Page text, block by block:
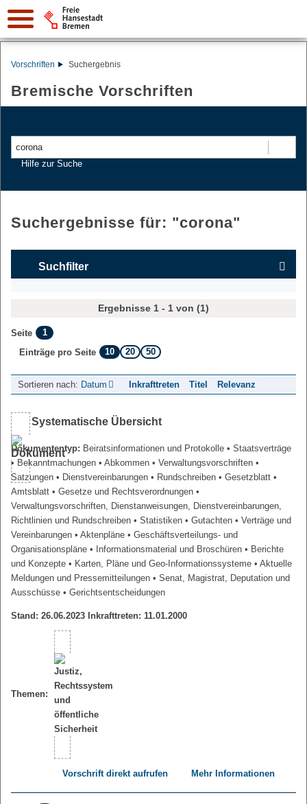
Vorschriften Suchergebnis
Bremische Vorschriften
Hilfe zur Suche
Suchergebnisse für: "corona"
Suchfilter
Ergebnisse 1 - 1 von (1)
Seite
1
Einträge pro Seite
10 20 50
Sortieren nach: Datum Inkrafttreten Titel Relevanz
Systematische Übersicht
Dokumententyp: Beiratsinformationen und Protokolle • Staatsverträge
• Bekanntmachungen • Abkommen • Verwaltungsvorschriften •
Satzungen • Dienstvereinbarungen • Rundschreiben • Gesetzblatt •
Amtsblatt • Gesetze und Rechtsverordnungen •
Verwaltungsvorschriften, Dienstanweisungen, Dienstvereinbarungen,
Richtlinien und Rundschreiben • Statistiken • Gutachten • Verträge und
Vereinbarungen • Aktenpläne • Geschäftsverteilungs- und
Organisationspläne • Informationsmaterial und Broschüren • Berichte
und Konzepte • Karten, Pläne und Geo-Informationssysteme • Aktuelle
Meldungen und Pressemitteilungen • Senat, Magistrat, Deputation und
Ausschüsse • Gerichtsentscheidungen
Stand: 26.06.2023 Inkrafttreten: 11.01.2000
Themen:
Vorschrift direkt aufrufen Mehr Informationen